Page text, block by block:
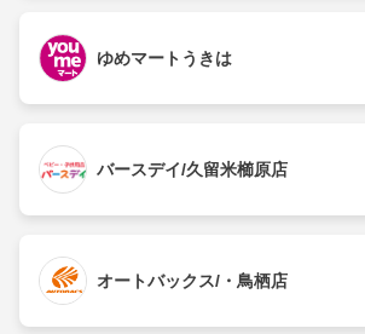
ゆめマートうきは
バースデイ/久留米櫛原店
オートバックス/・鳥栖店